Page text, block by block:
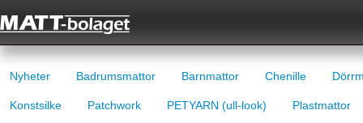
Nyheter Badrumsmattor Barnmattor Chenille
Konstsilke Patchwork PETYARN (ull-look) Plastmattor